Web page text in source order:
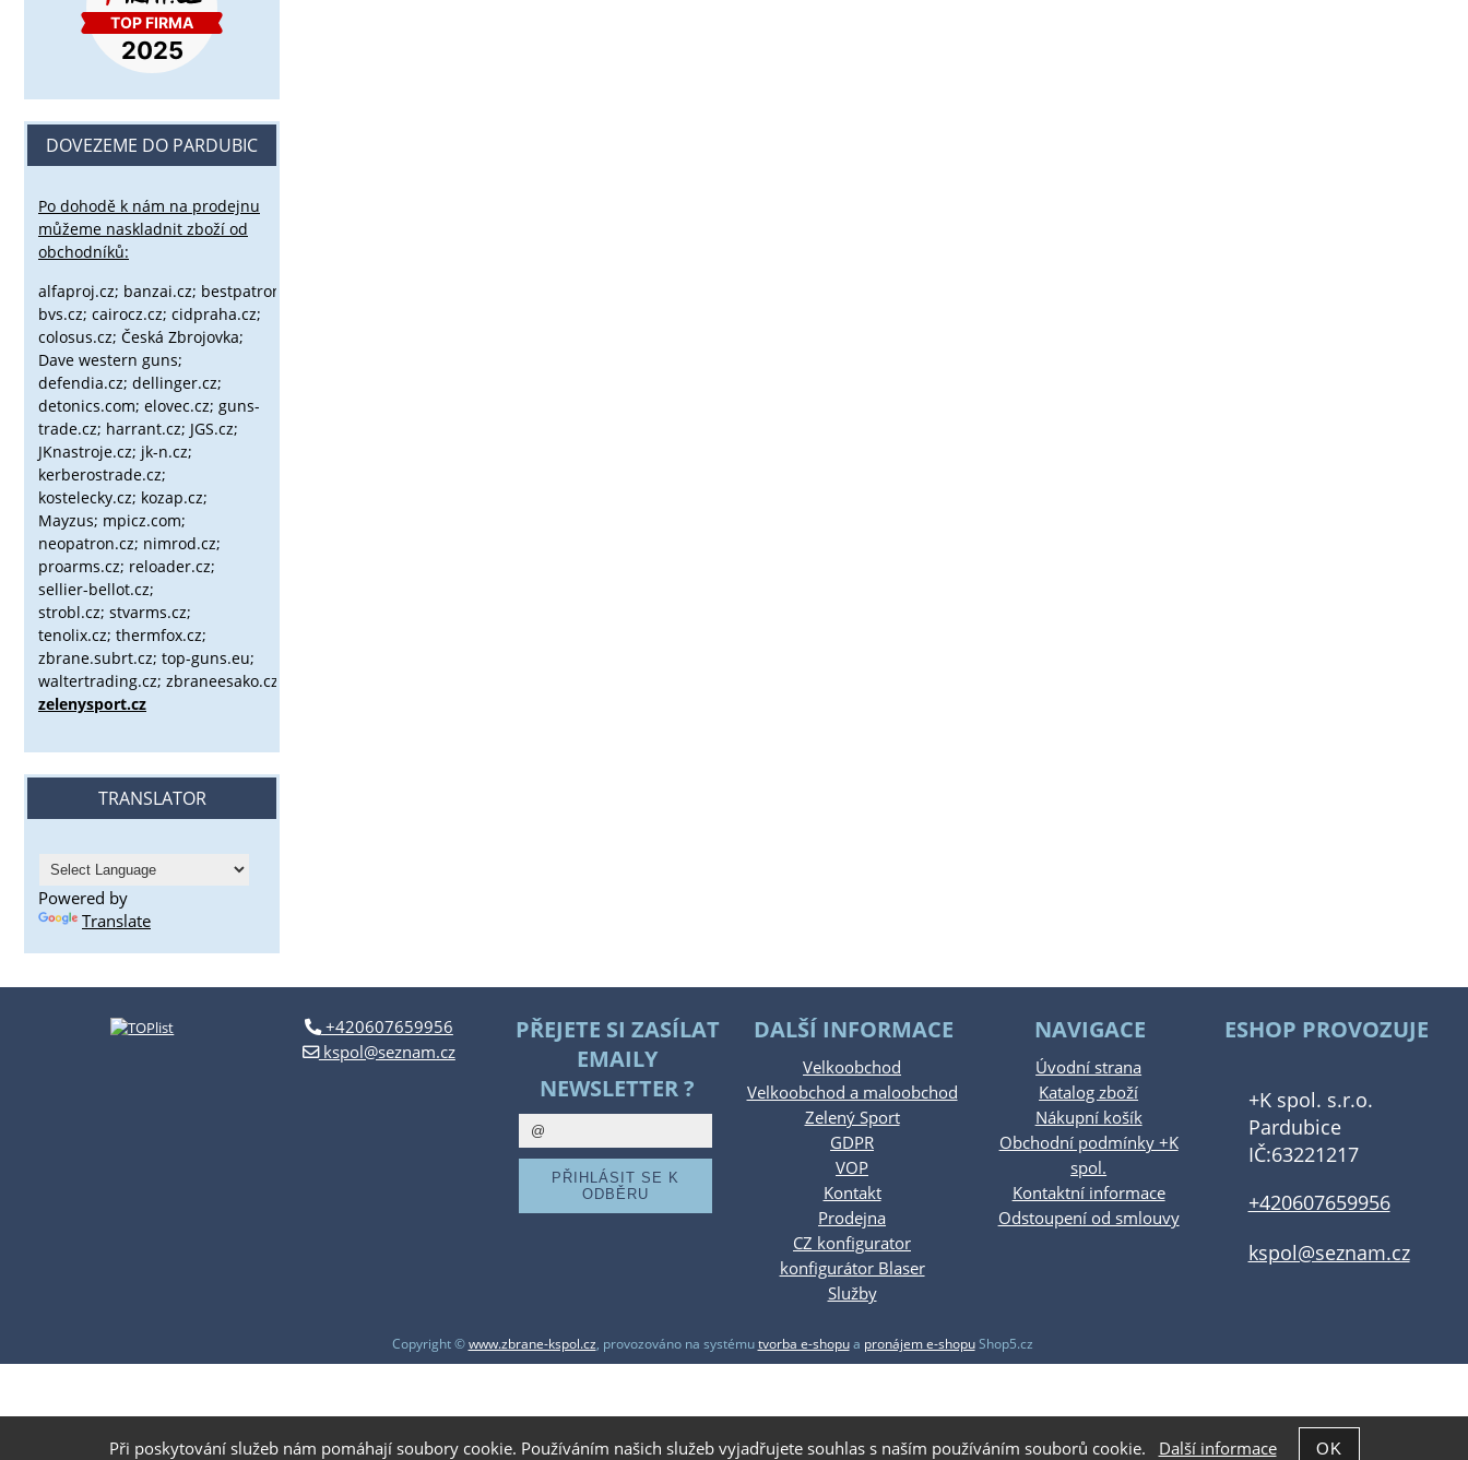
DOVEZEME DO PARDUBIC
Po dohodě k nám na prodejnu
můžeme naskladnit zboží od
obchodníků:
alfaproj.cz; banzai.cz; bestpatron.eu;
bvs.cz; cairocz.cz; cidpraha.cz;
colosus.cz; Česká Zbrojovka;
Dave western guns;
defendia.cz; dellinger.cz;
detonics.com; elovec.cz; guns-
trade.cz; harrant.cz; JGS.cz;
JKnastroje.cz; jk-n.cz;
kerberostrade.cz;
kostelecky.cz; kozap.cz;
Mayzus; mpicz.com;
neopatron.cz; nimrod.cz;
proarms.cz; reloader.cz;
sellier-bellot.cz;
strobl.cz; stvarms.cz;
tenolix.cz; thermfox.cz;
zbrane.subrt.cz; top-guns.eu;
waltertrading.cz; zbraneesako.cz;
zelenysport.cz
TRANSLATOR
Powered by
Translate
+420607659956
kspol@seznam.cz
PŘEJETE SI ZASÍLAT
EMAILY
NEWSLETTER ?
DALŠÍ INFORMACE
Velkoobchod
Velkoobchod a maloobchod
Zelený Sport
GDPR
VOP
Kontakt
Prodejna
CZ konfigurator
konfigurátor Blaser
Služby
NAVIGACE
Úvodní strana
Katalog zboží
Nákupní košík
Obchodní podmínky +K
spol.
Kontaktní informace
Odstoupení od smlouvy
ESHOP PROVOZUJE
+K spol. s.r.o.
Pardubice
IČ:63221217
+420607659956
kspol@seznam.cz
Copyright ©www.zbrane-kspol.cz, provozováno na systémutvorba e-shopua pronájem e-shopuShop5.cz
Při poskytování služeb nám pomáhají soubory cookie. Používáním našich služeb vyjadřujete souhlas s naším používáním souborů cookie. Další informace